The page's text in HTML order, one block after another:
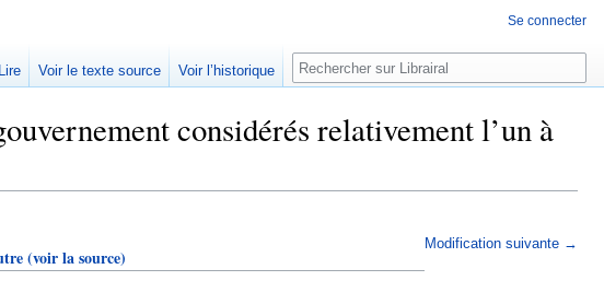
considérés relativement l’un à
Modification suivante →
(voir la source)
Se connecter
Lire Voir le texte source Voir l’historique Rechercher